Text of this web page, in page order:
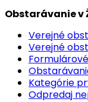
Obstarávanie v
Verejné
Verejné
Kategórie
Odpredaj